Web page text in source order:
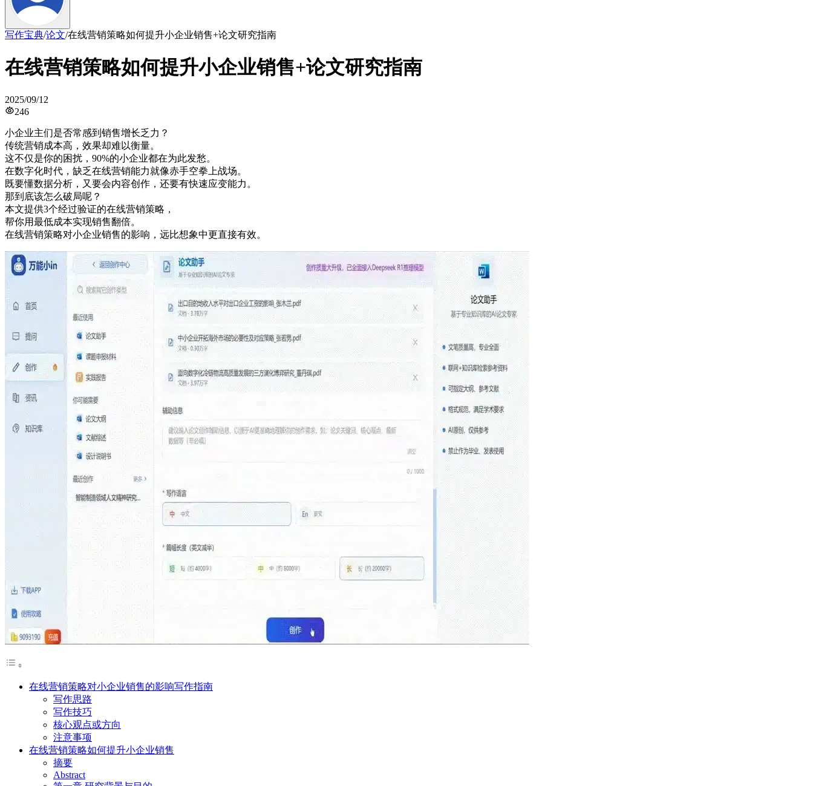
写作宝典/论文/在线营销策略如何提升小企业销售+论文研究指南
在线营销策略如何提升小企业销售+论文研究指南
2025/09/12
246
小企业主们是否常感到销售增长乏力？
传统营销成本高，效果却难以衡量。
这不仅是你的困扰，90%的小企业都在为此发愁。
在数字化时代，缺乏在线营销能力就像赤手空拳上战场。
既要懂数据分析，又要会内容创作，还要有快速应变能力。
那到底该怎么破局呢？
本文提供3个经过验证的在线营销策略，
帮你用最低成本实现销售翻倍。
在线营销策略对小企业销售的影响，远比想象中更直接有效。
在线营销策略对小企业销售的影响写作指南
写作思路
写作技巧
核心观点或方向
注意事项
在线营销策略如何提升小企业销售
摘要
Abstract